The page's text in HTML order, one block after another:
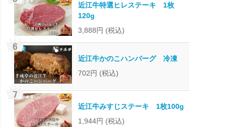
近江牛特選ヒレステーキ 1枚
120g
3,888円 (税込)
近江牛かのこハンバーグ 冷凍
702円 (税込)
近江牛みすじステーキ 1枚100g
1,944円 (税込)